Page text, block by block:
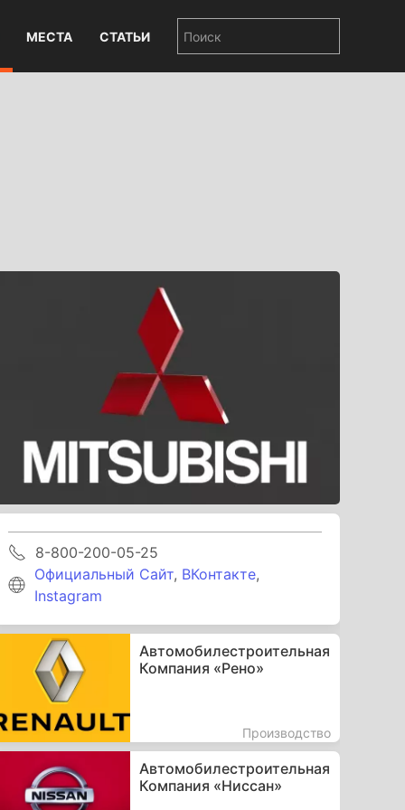
МЕСТА СТАТЬИ
8-800-200-05-25
Официальный Сайт, ВКонтакте,
Instagram
Автомобилестроительная
Компания «Рено»
Производство
Автомобилестроительная
Компания «Ниссан»